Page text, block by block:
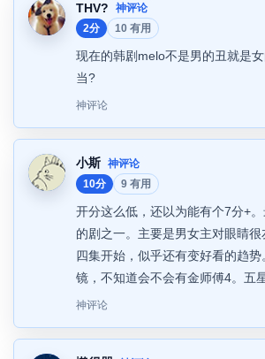
THV?
神评论
2分
10 有用
现在的韩剧melo不是男的丑就是
当?
神评论
小斯 神评论
10分
9 有用
开分这么低，还以为能有个7分+
的剧之一。主要是男女主对眼睛
四集开始，似乎还有变好看的趋
镜，不知道会不会有金师傅4。五
神评论